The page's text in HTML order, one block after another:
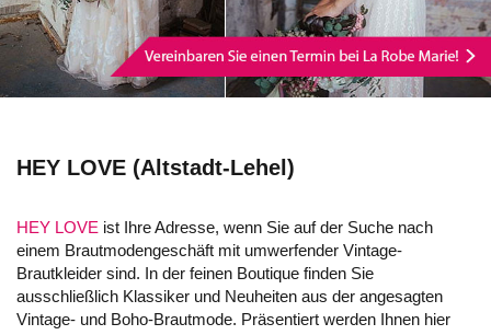
HEY LOVE (Altstadt-Lehel)
HEY LOVE ist Ihre Adresse, wenn Sie auf der Suche nach
einem Brautmodengeschäft mit umwerfender Vintage-
Brautkleider sind. In der feinen Boutique finden Sie
ausschließlich Klassiker und Neuheiten aus der angesagten
Vintage- und Boho-Brautmode. Präsentiert werden Ihnen hier